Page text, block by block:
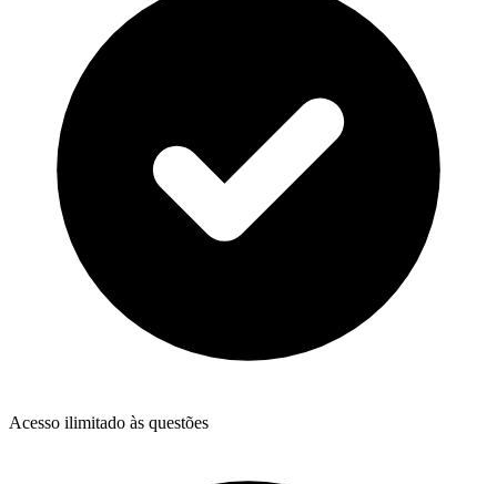
Acesso ilimitado às questões